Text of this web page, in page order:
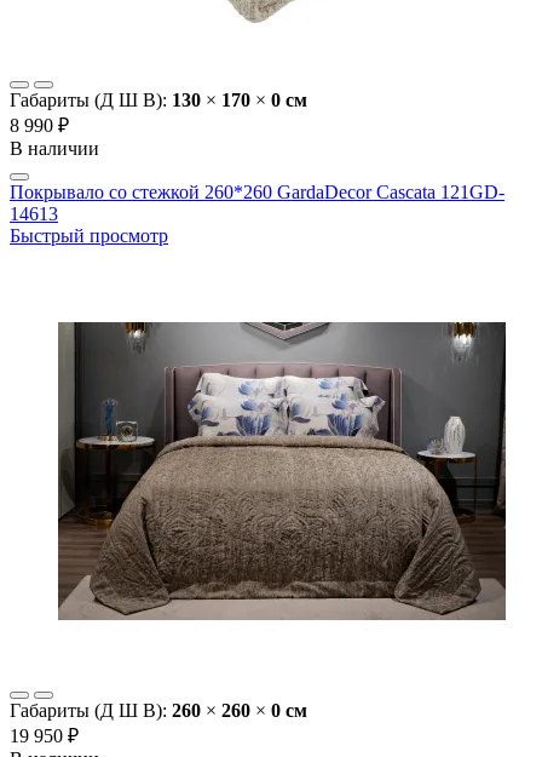
Габариты (Д Ш В): 130 × 170 × 0 cм
8 990 ₽
В наличии
Покрывало со стежкой 260*260 GardaDecor Cascata 121GD-
14613
Быстрый просмотр
Габариты (Д Ш В): 260 × 260 × 0 cм
19 950 ₽